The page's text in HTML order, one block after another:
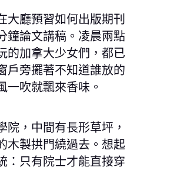
大廳預習如何出版期刊
鐘論文講稿。凌晨兩點
的加拿大少女們，都已
戶旁擺著不知道誰放的
一吹就飄來香味。
院，中間有長形草坪，
木製拱門繞過去。想起
：只有院士才能直接穿